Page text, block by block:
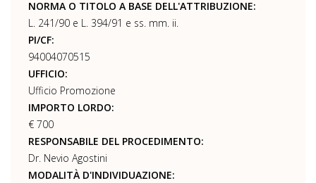
NORMA O TITOLO A BASE DELL'ATTRIBUZIONE:
L. 241/90 e L. 394/91 e ss. mm. ii.
PI/CF:
94004070515
UFFICIO:
Ufficio Promozione
IMPORTO LORDO:
€ 700
RESPONSABILE DEL PROCEDIMENTO:
Dr. Nevio Agostini
MODALITÀ D'INDIVIDUAZIONE: